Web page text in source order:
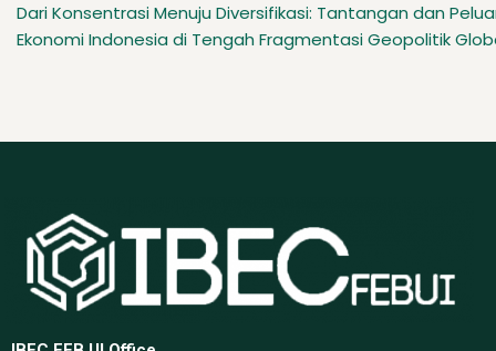
Dari Konsentrasi Menuju Diversifikasi: Tantangan dan
Ekonomi Indonesia di Tengah Fragmentasi Geopolitik